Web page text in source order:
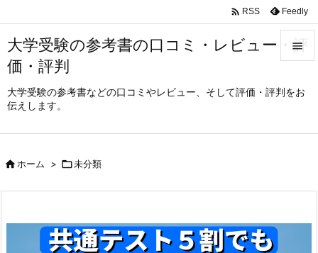
大学受験の参考書の口コミ・レビュー・評
価・評判
大学受験の参考書などの口コミやレビュー、そして評価・評判をお
伝えします。

メニュ

 RSS Feedly
ホーム > 未分類